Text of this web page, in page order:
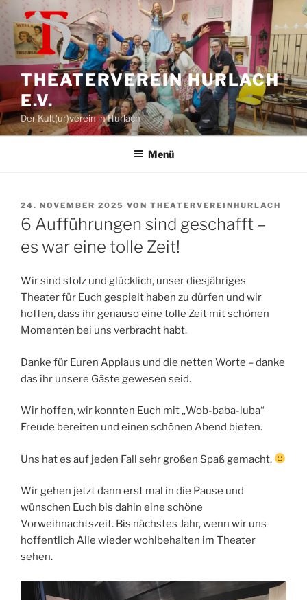
Zum
Inhalt
springen
THEATERVEREIN HURLACH
E.V.
Der Kult(ur)verein in Hurlach
Menü
VERÖFFENTLICHT
AM
24. NOVEMBER 2025 VON THEATERVEREINHURLACH
6 Aufführungen sind geschafft –
es war eine tolle Zeit!
Wir sind stolz und glücklich, unser diesjähriges
Theater für Euch gespielt haben zu dürfen und wir
hoffen, dass ihr genauso eine tolle Zeit mit schönen
Momenten bei uns verbracht habt.
Danke für Euren Applaus und die netten Worte – danke
das ihr unsere Gäste gewesen seid.
Wir hoffen, wir konnten Euch mit „Wob-baba-luba“
Freude bereiten und einen schönen Abend bieten.
Uns hat es auf jeden Fall sehr großen Spaß gemacht.
Wir gehen jetzt dann erst mal in die Pause und
wünschen Euch bis dahin eine schöne
Vorweihnachtszeit. Bis nächstes Jahr, wenn wir uns
hoffentlich Alle wieder wohlbehalten im Theater
sehen.